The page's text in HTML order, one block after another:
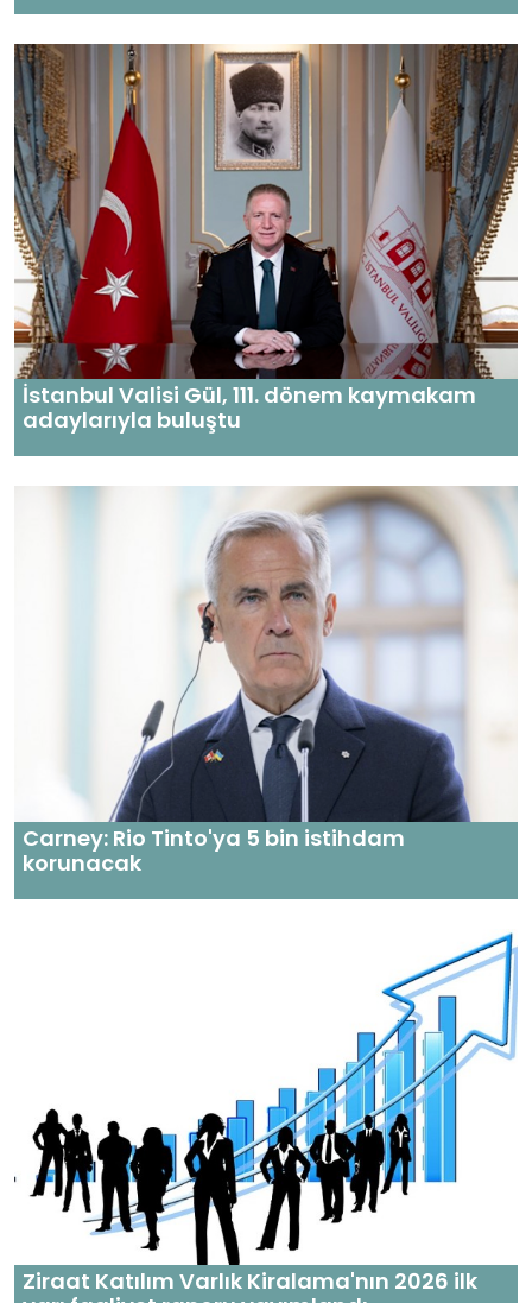
İstanbul Valisi Gül, 111. dönem kaymakam
adaylarıyla buluştu
Carney: Rio Tinto'ya 5 bin istihdam
korunacak
Ziraat Katılım Varlık Kiralama'nın 2026 ilk